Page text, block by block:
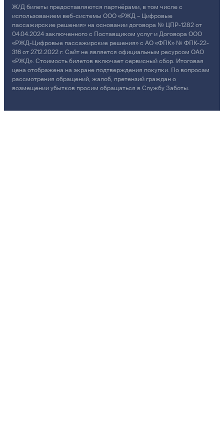
Ж/Д билеты предоставляются партнёрами, в том числе с
использованием веб-системы ООО «РЖД – Цифровые
пассажирские решения» на основании договора № ЦПР-1282 от
04.04.2024 заключенного с Поставщиком услуг и Договора ООО
«РЖД-Цифровые пассажирские решения» с АО «ФПК» № ФПК-22-
316 от 27.12.2022 г. Сайт не является официальным ресурсом ОАО
«РЖД». Стоимость билетов включает сервисный сбор. Итоговая
цена отображена на экране подтверждения покупки. По вопросам
рассмотрения обращений, жалоб, претензий граждан о
возмещении убытков просим обращаться в Службу Заботы.